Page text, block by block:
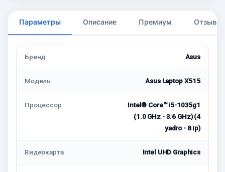
Параметры Описание Премиум Отзывы
Бренд Asus
Модель Asus Laptop X515
Процессор
Intel® Core™ i5-1035g1
(1.0 GHz - 3.6 GHz) (4
yadro - 8 ip)
Видеокарта Intel UHD Graphics